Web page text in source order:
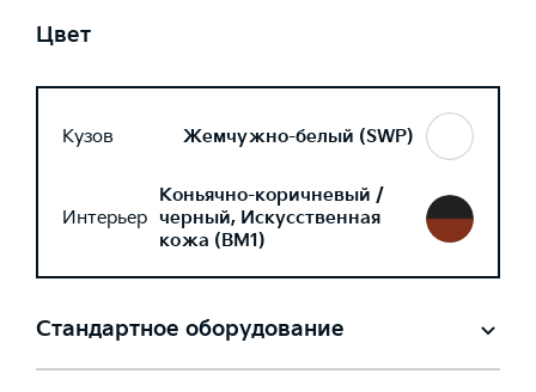
Цвет
Кузов Жемчужно-белый (SWP)
Интерьер
Коньячно-коричневый /
черный, Искусственная
кожа (BM1)
Стандартное оборудование